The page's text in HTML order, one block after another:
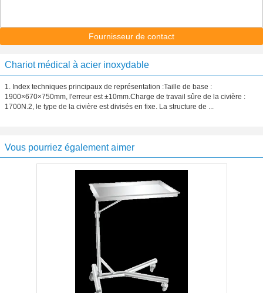
Fournisseur de contact
Chariot médical à acier inoxydable
1. Index techniques principaux de représentation :Taille de base :
1900×670×750mm, l'erreur est ±10mm.Charge de travail sûre de la civière :
1700N.2, le type de la civière est divisés en fixe. La structure de ...
Vous pourriez également aimer